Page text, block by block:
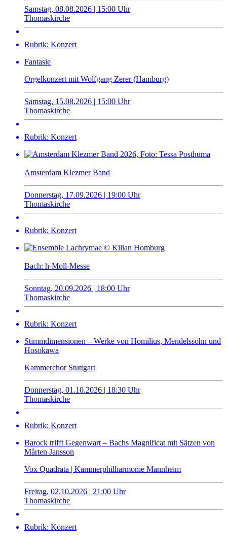
Samstag, 08.08.2026 | 15:00 Uhr
Thomaskirche
Rubrik: Konzert
Fantasie
Orgelkonzert mit Wolfgang Zerer (Hamburg)
Samstag, 15.08.2026 | 15:00 Uhr
Thomaskirche
Rubrik: Konzert
Amsterdam Klezmer Band
Donnerstag, 17.09.2026 | 19:00 Uhr
Thomaskirche
Rubrik: Konzert
Bach: h-Moll-Messe
Sonntag, 20.09.2026 | 18:00 Uhr
Thomaskirche
Rubrik: Konzert
Stimmdimensionen – Werke von Homilius, Mendelssohn und
Hosokawa
Kammerchor Stuttgart
Donnerstag, 01.10.2026 | 18:30 Uhr
Thomaskirche
Rubrik: Konzert
Barock trifft Gegenwart – Bachs Magnificat mit Sätzen von
Mårten Jansson
Vox Quadrata | Kammerphilharmonie Mannheim
Freitag, 02.10.2026 | 21:00 Uhr
Thomaskirche
Rubrik: Konzert